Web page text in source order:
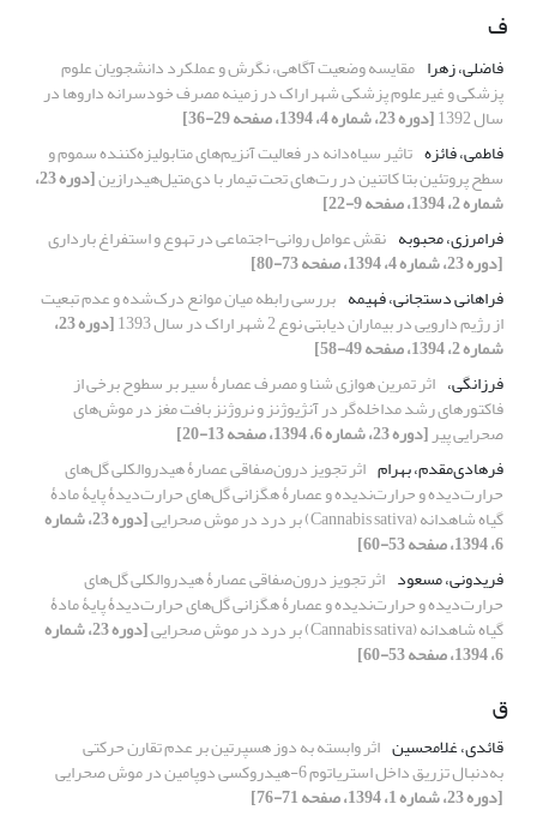
ف
فاضلی، زهرا مقایسه وضعیت آگاهی، نگرش و عملکرد دانشجویان علوم
پزشکی و غیرعلوم پزشکی شهر اراک در زمینه مصرف خودسرانه داروها در
سال 1392
[دوره 23، شماره 4، 1394، صفحه 29-36]
فاطمی، فائزه تاثیر سیاه‌دانه در فعالیت آنزیم‌های متابولیزه‌کننده سموم و
سطح پروتئین بتا کاتنین در رت‌های تحت تیمار با دی‌متیل‌هیدرازین [دوره 23،
شماره 2، 1394، صفحه 9-22]
فرامرزی، محبوبه نقش عوامل روانی-اجتماعی در تهوع و استفراغ بارداری
[دوره 23، شماره 4، 1394، صفحه 73-80]
فراهانی دستجانی، فهیمه بررسی رابطه میان موانع درک‌شده و عدم تبعیت
از رژیم دارویی در بیماران دیابتی نوع 2 شهر اراک در سال 1393 [دوره 23،
شماره 2، 1394، صفحه 49-58]
فرزانگی، اثر تمرین هوازی شنا و مصرف عصارۀ سیر بر سطوح برخی از
فاکتور‌های رشد مداخله‌گر در آنژیوژنز و نروژنز بافت مغز در موش‌های
صحرایی پیر[دوره 23، شماره 6، 1394، صفحه 13-20]
فرهادی‌مقدم، بهرام اثر تجویز درون‌صفاقی عصارۀ هیدروالکلی گل‌های
حرارت‌دیده و حرارت‌ندیده و عصارۀ هگزانی گل‌های حرارت‌دیدۀ پایۀ مادۀ
گیاه شاهدانه (Cannabis sativa) بر درد در موش صحرایی [دوره 23، شماره
6، 1394، صفحه 53-60]
فریدونی، مسعود اثر تجویز درون‌صفاقی عصارۀ هیدروالکلی گل‌های
حرارت‌دیده و حرارت‌ندیده و عصارۀ هگزانی گل‌های حرارت‌دیدۀ پایۀ مادۀ
گیاه شاهدانه (Cannabis sativa) بر درد در موش صحرایی [دوره 23، شماره
6، 1394، صفحه 53-60]
ق
قائدی، غلامحسین اثر وابسته به دوز هسپرتین بر عدم تقارن حرکتی
به‌دنبال تزریق داخل استریاتوم 6-هیدروکسی دوپامین در موش صحرایی
[دوره 23، شماره 1، 1394، صفحه 71-76]